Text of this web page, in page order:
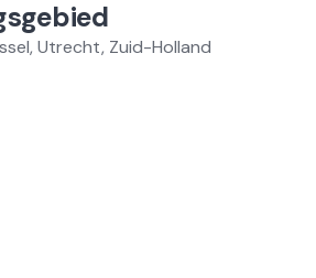
Utrecht, Zuid-Holland